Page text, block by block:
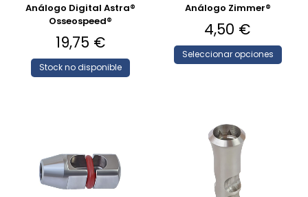
Análogo Digital Astra®
Osseospeed®
19,75 €
Stock no disponible
Análogo Zimmer®
4,50 €
Seleccionar opciones